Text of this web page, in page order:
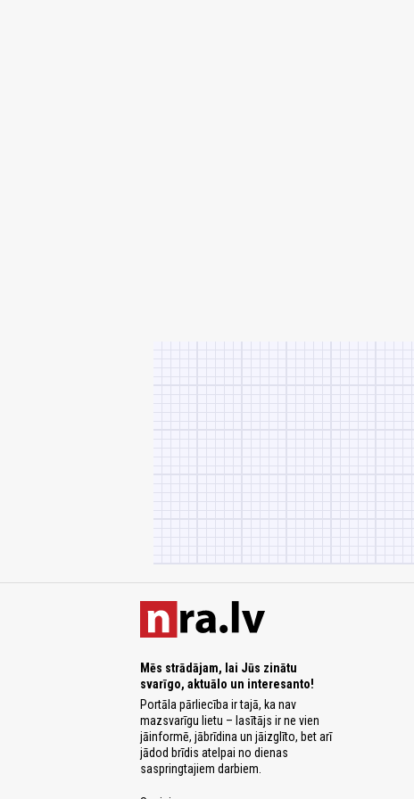
Mēs strādājam, lai Jūs zinātu
svarīgo, aktuālo un interesanto!
Portāla pārliecība ir tajā, ka nav
mazsvarīgu lietu – lasītājs ir ne vien
jāinformē, jābrīdina un jāizglīto, bet arī
jādod brīdis atelpai no dienas
saspringtajiem darbiem.